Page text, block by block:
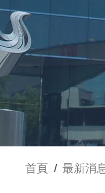
首頁 / 最新消